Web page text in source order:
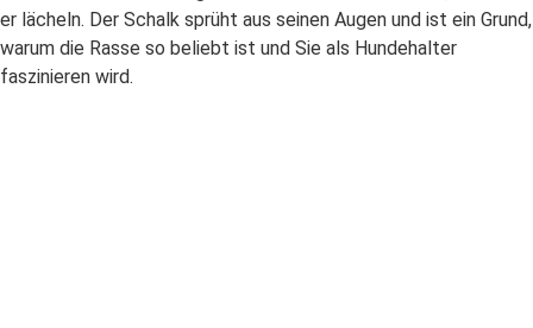
er lächeln. Der Schalk sprüht aus seinen Augen und ist ein Grund,
warum die Rasse so beliebt ist und Sie als Hundehalter
faszinieren wird.